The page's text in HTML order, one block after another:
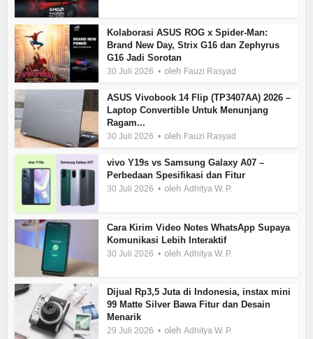
Kolaborasi ASUS ROG x Spider-Man:
Brand New Day, Strix G16 dan Zephyrus
G16 Jadi Sorotan
30 Juli 2026 oleh Fauzi Rasyad
ASUS Vivobook 14 Flip (TP3407AA) 2026 –
Laptop Convertible Untuk Menunjang
Ragam...
30 Juli 2026 oleh Fauzi Rasyad
vivo Y19s vs Samsung Galaxy A07 –
Perbedaan Spesifikasi dan Fitur
30 Juli 2026 olehAdhitya W. P.
Cara Kirim Video Notes WhatsApp Supaya
Komunikasi Lebih Interaktif
30 Juli 2026 olehAdhitya W. P.
Dijual Rp3,5 Juta di Indonesia, instax mini
99 Matte Silver Bawa Fitur dan Desain
Menarik
29 Juli 2026 olehAdhitya W. P.